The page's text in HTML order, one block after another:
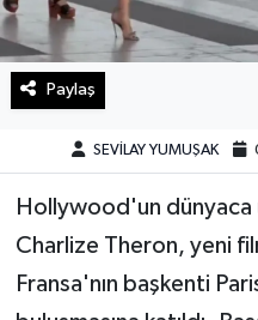
Paylaş
SEVİLAY YUMUŞAK
Hollywood'un dünyaca
Charlize Theron, yeni
Fransa'nın başkenti
Spor
SürManşet
Teknoloji
Yaşam
KAHRAMANMARAŞ